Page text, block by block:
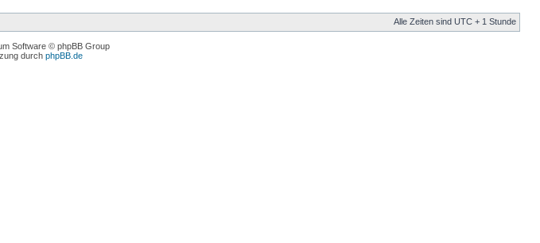
Alle Zeiten sind UTC + 1 Stunde
Software © phpBB Group
durch phpBB.de